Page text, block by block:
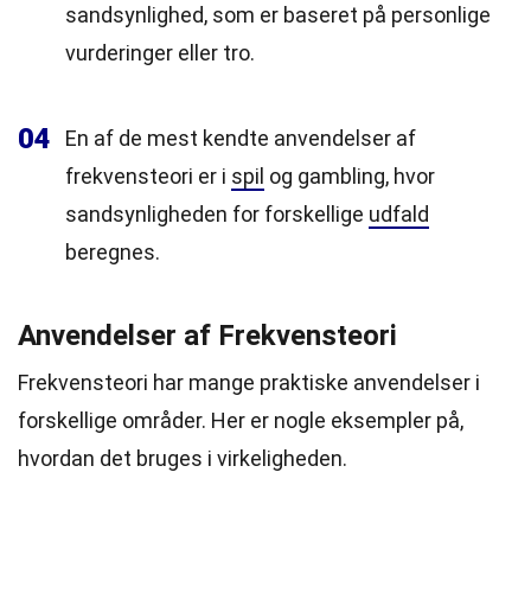
sandsynlighed, som er baseret på personlige
vurderinger eller tro.
04
En af de mest kendte anvendelser af
frekvensteori er i spil og gambling, hvor
sandsynligheden for forskellige udfald
beregnes.
Anvendelser af Frekvensteori
Frekvensteori har mange praktiske anvendelser i
forskellige områder. Her er nogle eksempler på,
hvordan det bruges i virkeligheden.